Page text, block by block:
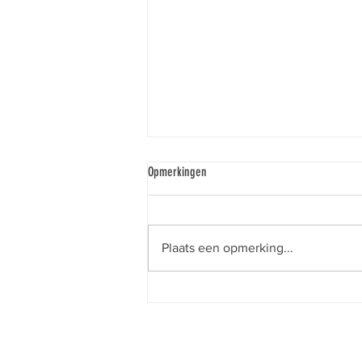
Opmerkingen
Plaats een opmerking...